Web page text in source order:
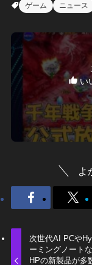
ゲーム
ニュース
い
よ
次世代AI PCや
ーミングノート
HPの新製品が多